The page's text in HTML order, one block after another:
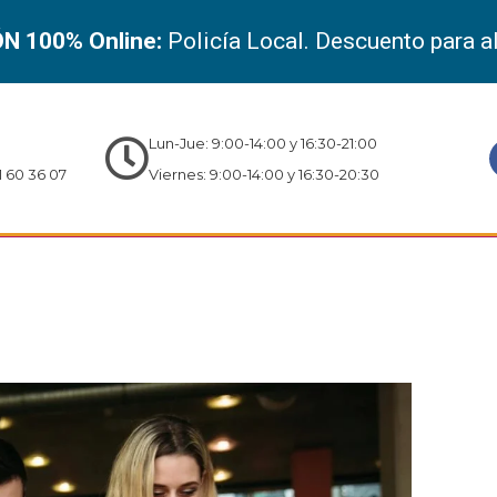
60 36 07
Lun-Jue: 9:00-14:00 y 16:30-21:00
Viernes: 9:00-14:00 y 16:30-20:30
100% Online: Policía Local. Descuento para